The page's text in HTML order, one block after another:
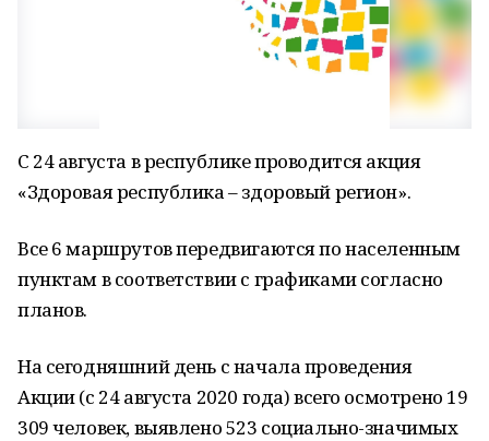
С 24 августа в республике проводится акция
«Здоровая республика – здоровый регион».
Все 6 маршрутов передвигаются по населенным
пунктам в соответствии с графиками согласно
планов.
На сегодняшний день с начала проведения
Акции (с 24 августа 2020 года) всего осмотрено 19
309 человек, выявлено 523 социально-значимых